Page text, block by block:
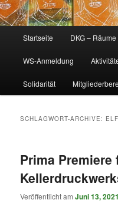
Startseite DKG – Räume
WS-Anmeldung
Solidarität
SCHLAGWORT-ARCHIVE:
Prima Premiere
Veröffentlicht amJuni 13, 2021